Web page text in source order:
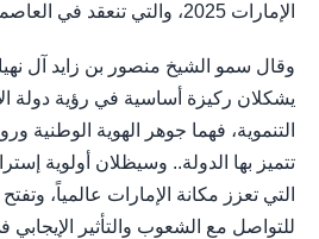
الإمارات 2025، والتي تنعقد في العاصمة أبوظبي.
وقال سمو الشيخ منصور بن زايد آل
يشكلان ركيزة أساسية في رؤية دولة
التنموية، فهما جوهر الهوية الوطنية
تتميز بها الدولة.. وسيظلان أولوية
التي تعزز مكانة الإمارات عالمياً،
للتواصل مع الشعوب والتأثير الإيجابي